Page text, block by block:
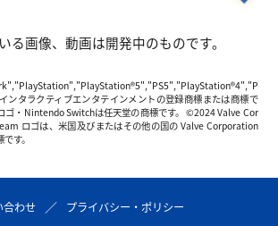
る画像、動画は開発中のものです。
ンタラクティブエンタテインメントの登録商標または商標で
ゴ・Nintendo Switchは任天堂の商標です。 ©2024 Valve Cor
ロゴは、米国及びまたはその他の国の Valve Corporation
す。
合わせ プライバシー・ポリシー